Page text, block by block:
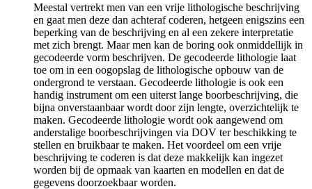
Meestal vertrekt men van een vrije lithologische beschrijving
en gaat men deze dan achteraf coderen, hetgeen enigszins een
beperking van de beschrijving en al een zekere interpretatie
met zich brengt. Maar men kan de boring ook onmiddellijk in
gecodeerde vorm beschrijven. De gecodeerde lithologie laat
toe om in een oogopslag de lithologische opbouw van de
ondergrond te verstaan. Gecodeerde lithologie is ook een
handig instrument om een uiterst lange boorbeschrijving, die
bijna onverstaanbaar wordt door zijn lengte, overzichtelijk te
maken. Gecodeerde lithologie wordt ook aangewend om
anderstalige boorbeschrijvingen via DOV ter beschikking te
stellen en bruikbaar te maken. Het voordeel om een vrije
beschrijving te coderen is dat deze makkelijk kan ingezet
worden bij de opmaak van kaarten en modellen en dat de
gegevens doorzoekbaar worden.